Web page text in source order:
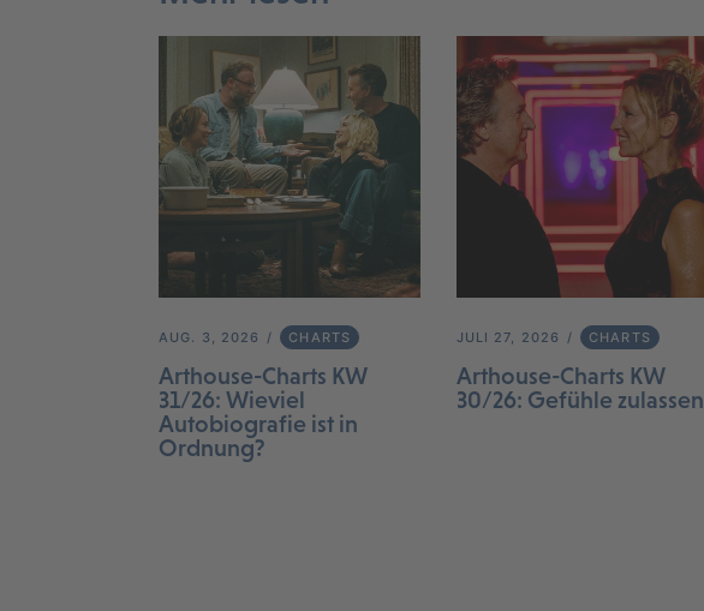
AUG. 3, 2026 CHARTS
Arthouse-Charts KW
31/26: Wieviel
Autobiografie ist in
Ordnung?
JULI 27, 2026 CHARTS
Arthouse-Charts KW
30/26: Gefühle zulassen